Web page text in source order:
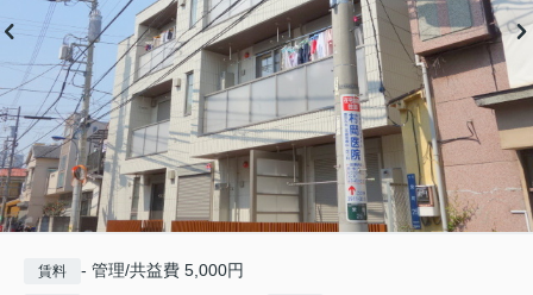
賃料 - 管理/共益費 5,000円